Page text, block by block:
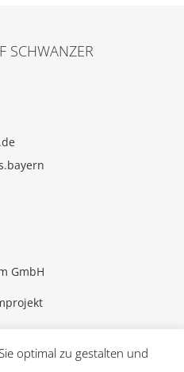
SCHWANZER
optimal zu gestalten und